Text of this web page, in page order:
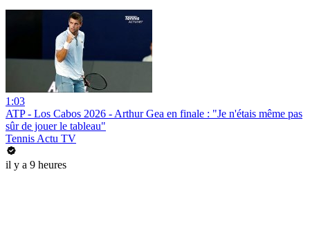
1:03
ATP - Los Cabos 2026 - Arthur Gea en finale : "Je n'étais même pas
sûr de jouer le tableau"
Tennis Actu TV
il y a 9 heures